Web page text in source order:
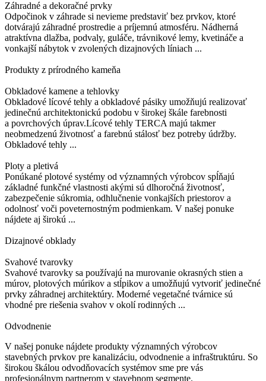
Záhradné a dekoračné prvky
Odpočinok v záhrade si nevieme predstaviť bez prvkov, ktoré
dotvárajú záhradné prostredie a príjemnú atmosféru. Nádherná
atraktívna dlažba, podvaly, guláče, trávnikové lemy, kvetináče a
vonkajší nábytok v zvolených dizajnových líniach ...
Produkty z prírodného kameňa
Obkladové kamene a tehlovky
Obkladové lícové tehly a obkladové pásiky umožňujú realizovať
jedinečnú architektonickú podobu v širokej škále farebnosti
a povrchových úprav.Lícové tehly TERCA majú takmer
neobmedzenú životnosť a farebnú stálosť bez potreby údržby.
Obkladové tehly ...
Ploty a pletivá
Ponúkané plotové systémy od významných výrobcov spĺňajú
základné funkčné vlastnosti akými sú dlhoročná životnosť,
zabezpečenie súkromia, odhlučnenie vonkajších priestorov a
odolnosť voči poveternostným podmienkam. V našej ponuke
nájdete aj širokú ...
Dizajnové obklady
Svahové tvarovky
Svahové tvarovky sa používajú na murovanie okrasných stien a
múrov, plotových múrikov a stĺpikov a umožňujú vytvoriť jedinečné
prvky záhradnej architektúry. Moderné vegetačné tvárnice sú
vhodné pre riešenia svahov v okolí rodinných ...
Odvodnenie
V našej ponuke nájdete produkty významných výrobcov
stavebných prvkov pre kanalizáciu, odvodnenie a infraštruktúru. So
širokou škálou odvodňovacích systémov sme pre vás
profesionálnym partnerom v stavebnom segmente.